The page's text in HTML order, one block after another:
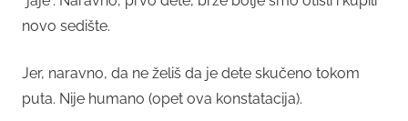
novo sedište.
Jer, naravno, da ne želiš da je dete skučeno tokom
puta. Nije humano (opet ova konstatacija).